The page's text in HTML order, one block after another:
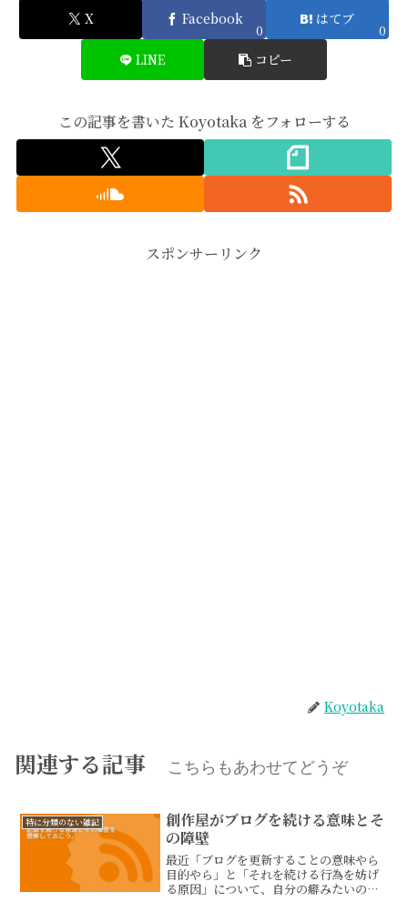
X Facebook
0
はてブ
0
LINE コピー
この記事を書いた Koyotaka をフォローする
スポンサーリンク
Koyotaka
関連する記事 こちらもあわせてどうぞ
特に分類のない雑記
創作屋がブログを続ける意味とそ
の障壁
最近「ブログを更新することの意味やら
目的やら」と「それを続ける行為を妨げ
る原因」について、自分の癖みたいのが